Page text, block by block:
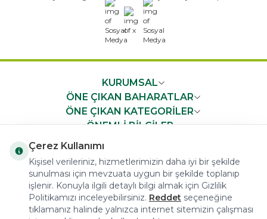
x
KURUMSAL
ÖNE ÇIKAN BAHARATLAR
ÖNE ÇIKAN KATEGORİLER
ÖNEMLİ BİLGİLER
COPYRIGHT © 2023 arifoglu.com ALL RIGHTS RESERVED
Çerez Kullanımı
Kişisel verileriniz, hizmetlerimizin daha iyi bir şekilde
sunulması için mevzuata uygun bir şekilde toplanıp
işlenir. Konuyla ilgili detaylı bilgi almak için Gizlilik
Politikamızı inceleyebilirsiniz. Reddet seçeneğine
tıklamanız halinde yalnızca internet sitemizin çalışması